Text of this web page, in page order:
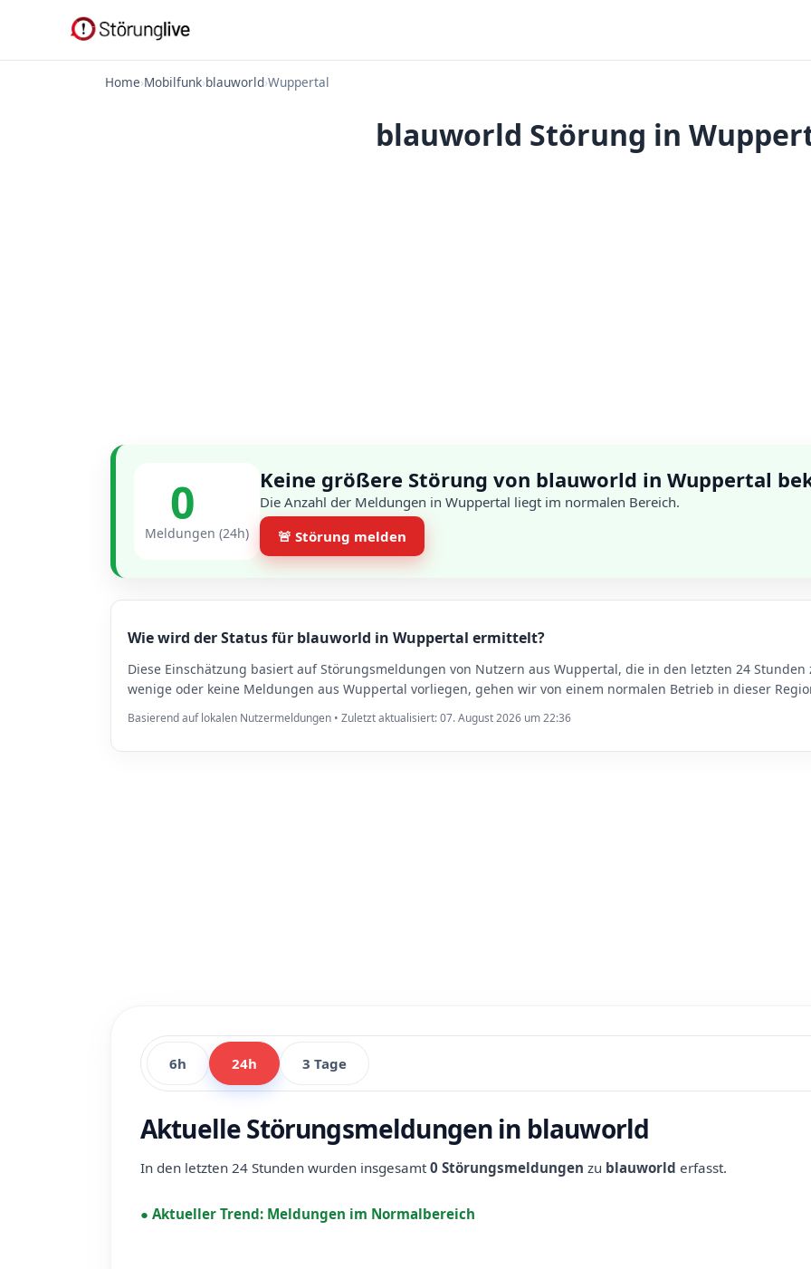
Home›Mobilfunk›blauworld›Wuppertal
blauworld Störung in
0
Meldungen (24h)
Keine größere Störung von blauworld in Wuppertal
Die Anzahl der Meldungen in Wuppertal liegt im normalen Bereich.
🚨 Störung melden
Wie wird der Status für blauworld in Wuppertal ermittelt?
Diese Einschätzung basiert auf Störungsmeldungen von Nutzern aus Wuppertal, die in den letzten 24
wenige oder keine Meldungen aus Wuppertal vorliegen, gehen wir von einem normalen Betrieb in dieser
Basierend auf lokalen Nutzermeldungen • Zuletzt aktualisiert: 07. August 2026 um 22:36
6h 24h 3 Tage
Aktuelle Störungsmeldungen in blauworld
In den letzten 24 Stunden wurden insgesamt0 Störungsmeldungen zu blauworld erfasst.
● Aktueller Trend: Meldungen im Normalbereich